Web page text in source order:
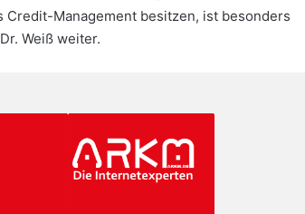
Management besitzen, ist besonders
Weiß weiter.